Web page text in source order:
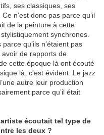
ses classiques, ses
n’est donc pas parce qu’il
de la peinture à cette
synchrones.
qu’ils n’étaient pas
avoir de rapports de
cette époque là ont écouté
là, c’est évident. Le jazz
autre leur production
parce qu’il était
écoutait tel type de
les deux ?